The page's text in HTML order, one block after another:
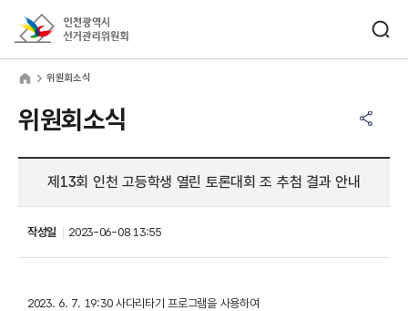
위원회소식
위원회소식
제13회 인천 고등학생 열린 토론대회 조 추첨 결과 안내
작성일 2023-06-08 13:55
2023. 6. 7. 19:30 사다리타기 프로그램을 사용하여